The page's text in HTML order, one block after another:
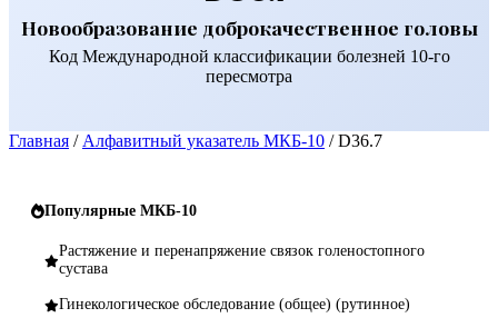
Новообразование доброкачественное головы
Код Международной классификации болезней 10-го
пересмотра
Главная / Алфавитный указатель МКБ-10 / D36.7
Популярные МКБ-10
Растяжение и перенапряжение связок голеностопного
сустава
Гинекологическое обследование (общее) (рутинное)